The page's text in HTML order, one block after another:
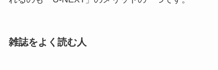
雑誌をよく読む人